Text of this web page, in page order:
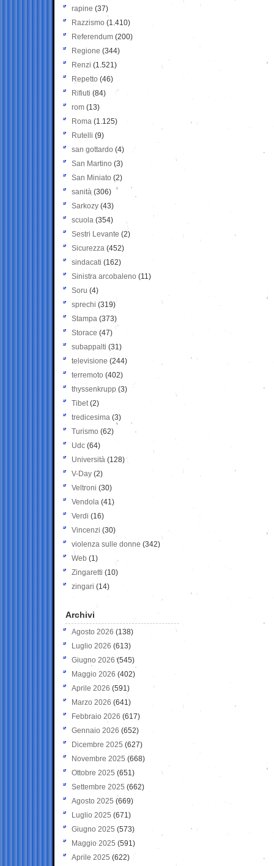
rapine (37)
Razzismo (1.410)
Referendum (200)
Regione (344)
Renzi (1.521)
Repetto (46)
Rifiuti (84)
rom (13)
Roma (1.125)
Rutelli (9)
san gottardo (4)
San Martino (3)
San Miniato (2)
sanità (306)
Sarkozy (43)
scuola (354)
Sestri Levante (2)
Sicurezza (452)
sindacati (162)
Sinistra arcobaleno (11)
Soru (4)
sprechi (319)
Stampa (373)
Storace (47)
subappalti (31)
televisione(244)
terremoto (402)
thyssenkrupp (3)
Tibet(2)
tredicesima (3)
Turismo (62)
Udc (64)
Università (128)
V-Day (2)
Veltroni (30)
Vendola (41)
Verdi (16)
Vincenzi (30)
violenza sulle donne (342)
Web (1)
Zingaretti (10)
zingari (14)
Archivi
Agosto 2026 (138)
Luglio 2026 (613)
Giugno 2026 (545)
Maggio 2026 (402)
Aprile 2026 (591)
Marzo 2026 (641)
Febbraio 2026 (617)
Gennaio 2026 (652)
Dicembre 2025 (627)
Novembre 2025 (668)
Ottobre 2025 (651)
Settembre 2025 (662)
Agosto 2025 (669)
Luglio 2025 (671)
Giugno 2025 (573)
Maggio 2025 (591)
Aprile 2025 (622)